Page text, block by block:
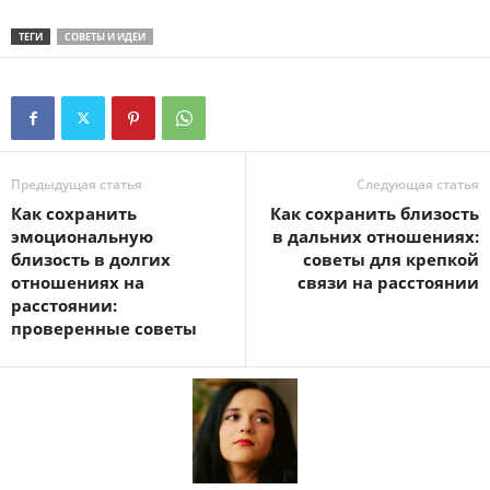
ТЕГИ СОВЕТЫ И ИДЕИ
Предыдущая статья
Как сохранить
эмоциональную
близость в долгих
отношениях на
расстоянии:
проверенные советы
Следующая статья
Как сохранить близость
в дальних отношениях:
советы для крепкой
связи на расстоянии